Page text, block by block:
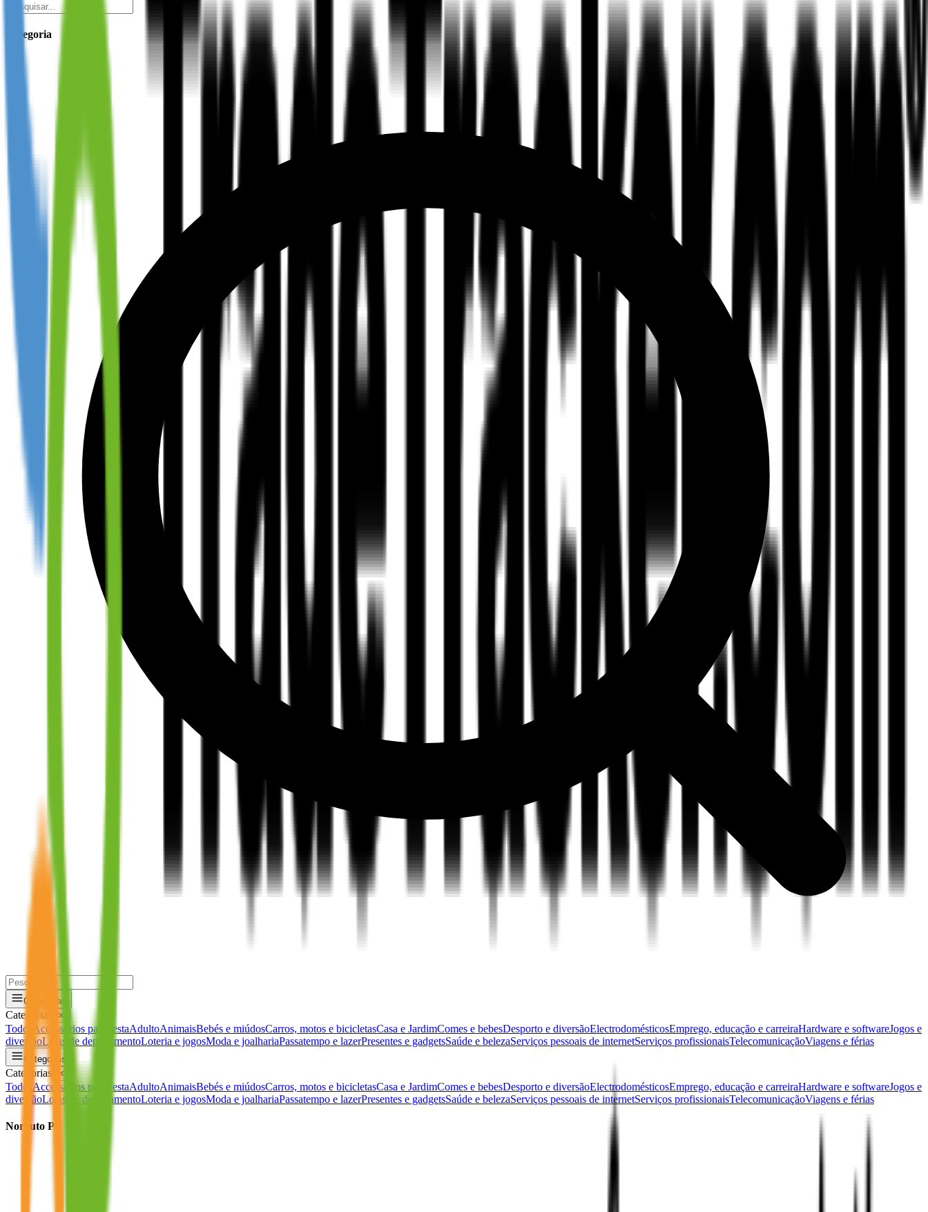
Categoria
Categorias
Categorias ✕
Todos Accessórios para festaAdultoAnimaisBebés e miúdosCarros, motos e bicicletasCasa e JardimComes e bebesDesporto e diversãoElectrodomésticosEmprego, educação e carreiraHardware e softwareJogos e
diversãoLojas de departamentoLoteria e jogosModa e joalhariaPassatempo e lazerPresentes e gadgetsSaúde e belezaServiços pessoais de internetServiços profissionaisTelecomunicaçãoViagens e férias
Categorias
Categorias ✕
Todos Accessórios para festaAdultoAnimaisBebés e miúdosCarros, motos e bicicletasCasa e JardimComes e bebesDesporto e diversãoElectrodomésticosEmprego, educação e carreiraHardware e softwareJogos e
diversãoLojas de departamentoLoteria e jogosModa e joalhariaPassatempo e lazerPresentes e gadgetsSaúde e belezaServiços pessoais de internetServiços profissionaisTelecomunicaçãoViagens e férias
Norauto PT